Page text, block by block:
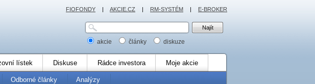
akcie články diskuze
lístek Diskuse Rádce investora Moje akcie
Odborné články Analýzy
FIOFONDY | AKCIE.CZ | RM-SYSTÉM | E-BROKER